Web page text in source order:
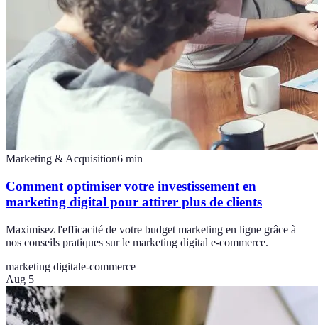
Marketing & Acquisition6 min
Comment optimiser votre investissement en
marketing digital pour attirer plus de clients
Maximisez l'efficacité de votre budget marketing en ligne grâce à
nos conseils pratiques sur le marketing digital e-commerce.
marketing digitale-commerce
Aug 5